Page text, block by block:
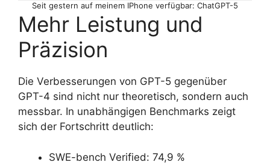
Seit gestern auf meinem IPhone verfügbar: ChatGPT-5
Mehr Leistung und
Präzision
Die Verbesserungen von GPT-5 gegenüber
GPT-4 sind nicht nur theoretisch, sondern auch
messbar. In unabhängigen Benchmarks zeigt
sich der Fortschritt deutlich:
SWE-bench Verified: 74,9 %